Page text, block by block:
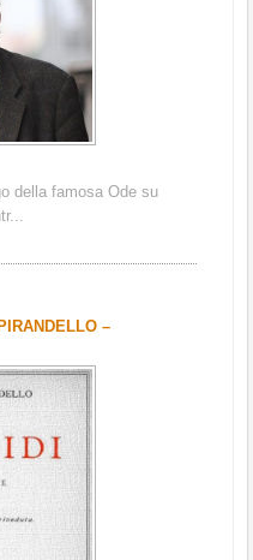
della famosa Ode su
–